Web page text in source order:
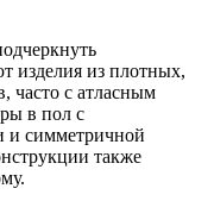
изделия из плотных,
часто с атласным
в пол с
и симметричной
также